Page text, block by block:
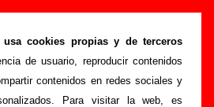
usa cookies propias y de terceros
de usuario, reproducir contenidos
contenidos en redes sociales y
Para visitar la web, es
de Los Punsetes
>Canciones >Malas tierras
todo tipo de información